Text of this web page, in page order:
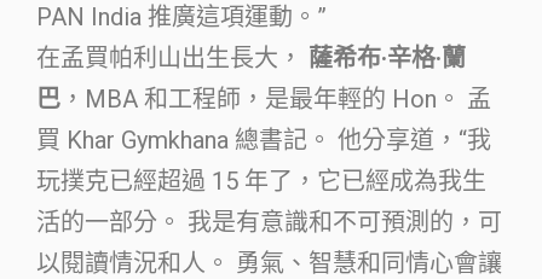
PAN India 推廣這項運動。”
在孟買帕利山出生長大， 薩希布·辛格·蘭
巴 ，MBA 和工程師，是最年輕的 Hon。 孟
買 Khar Gymkhana 總書記。 他分享道，“我
玩撲克已經超過 15 年了，它已經成為我生
活的一部分。 我是有意識和不可預測的，可
以閱讀情況和人。 勇氣、智慧和同情心會讓